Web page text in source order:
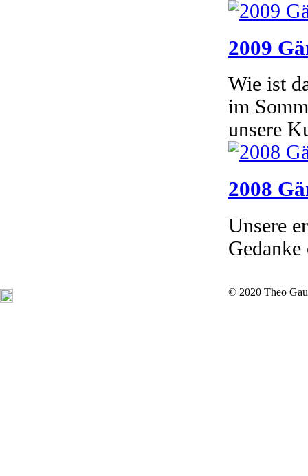
2009
Wie ist
im
unsere
2008
Unsere
© 2020 Theo